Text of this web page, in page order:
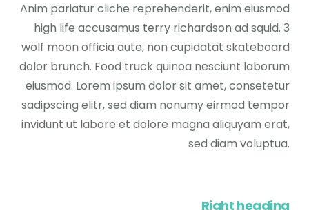
Anim pariatur cliche reprehenderit, enim eiusmod
high life accusamus terry richardson ad squid. 3
wolf moon officia aute, non cupidatat skateboard
dolor brunch. Food truck quinoa nesciunt laborum
eiusmod. Lorem ipsum dolor sit amet, consetetur
sadipscing elitr, sed diam nonumy eirmod tempor
invidunt ut labore et dolore magna aliquyam erat,
sed diam voluptua.
Right heading